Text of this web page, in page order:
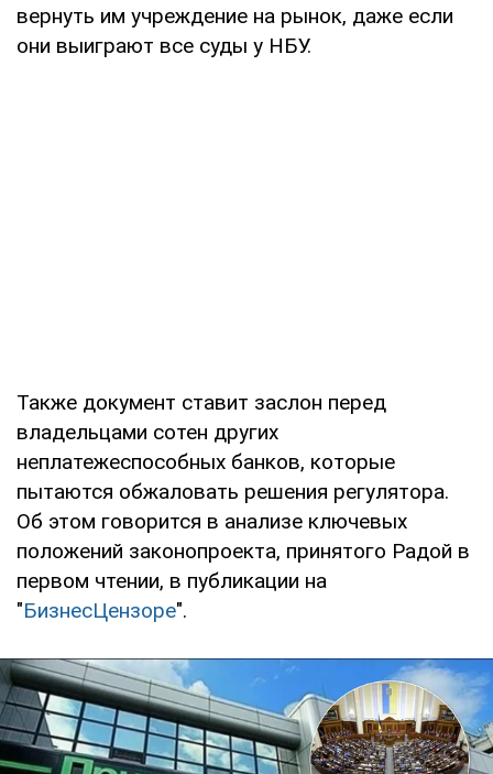
вернуть им учреждение на рынок, даже если
они выиграют все суды у НБУ.
Также документ ставит заслон перед
владельцами сотен других
неплатежеспособных банков, которые
пытаются обжаловать решения регулятора.
Об этом говорится в анализе ключевых
положений законопроекта, принятого Радой в
первом чтении, в публикации на
"БизнесЦензоре".